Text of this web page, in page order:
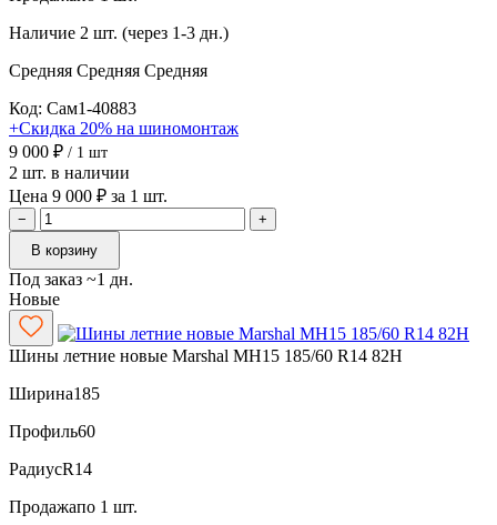
Наличие 2 шт. (через 1-3 дн.)
Средняя Средняя Средняя
Код: Сам1-40883
+Скидка 20% на шиномонтаж
9 000 ₽ / 1 шт
2 шт. в наличии
Цена 9 000 ₽ за 1 шт.
−
+
В корзину
Под заказ ~1 дн.
Новые
Шины летние новые Marshal MH15 185/60 R14 82H
Ширина185
Профиль60
РадиусR14
Продажапо 1 шт.